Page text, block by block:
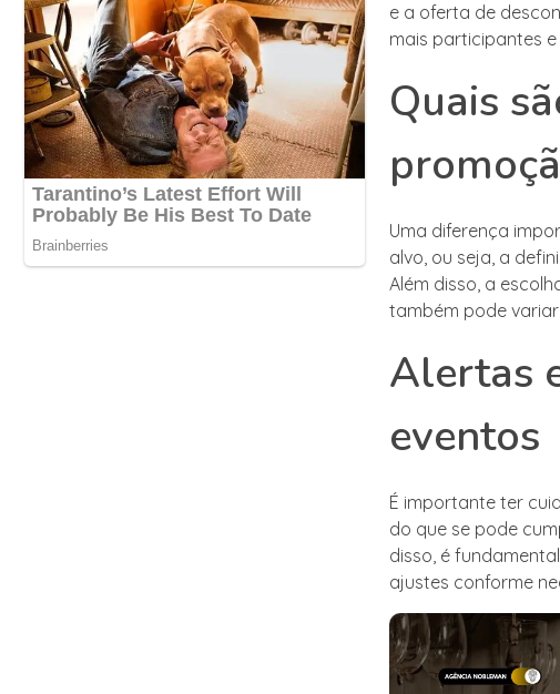
e a oferta de
mais participantes
Quais
Uma diferença
alvo, ou seja, a
Além disso, a
também pode
Alertas
eventos
É importante ter
do que se pode
disso, é
ajustes conforme